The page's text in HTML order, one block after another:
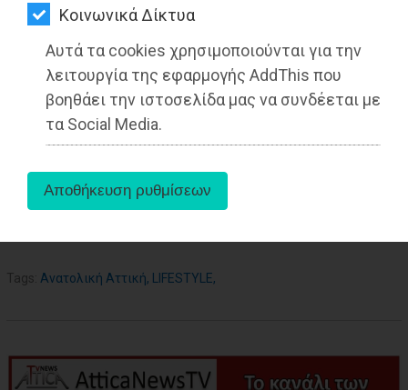
Kοινωνικά Δίκτυα
Αυτά τα cookies χρησιμοποιούνται για την
λειτουργία της εφαρμογής AddThis που
βοηθάει την ιστοσελίδα μας να συνδέεται με
τα Social Media.
ΨΙΘΥΡΟΙ
ΑΠΟΣΤΟΛΗ
ΑΡΘΡΩΝ
27-05-2025
Από τo Dimotisnews
Tags: Ανατολική Αττική, LIFESTYLE,